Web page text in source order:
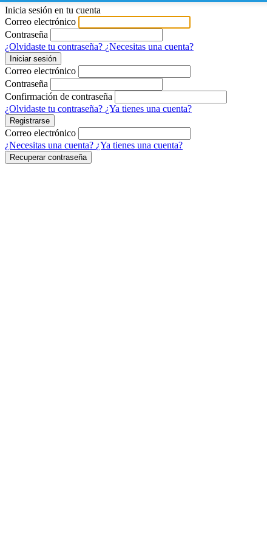
Inicia sesión en tu cuenta
Correo electrónico
Contraseña
¿Olvidaste tu contraseña? ¿Necesitas una cuenta?
Iniciar sesión
Correo electrónico
Contraseña
Confirmación de contraseña
¿Olvidaste tu contraseña? ¿Ya tienes una cuenta?
Registrarse
Correo electrónico
¿Necesitas una cuenta? ¿Ya tienes una cuenta?
Recuperar contraseña